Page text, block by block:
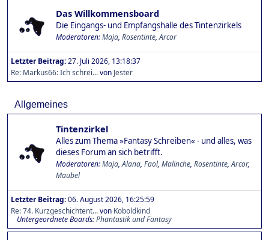
Das Willkommensboard
Die Eingangs- und Empfangshalle des Tintenzirkels
Moderatoren:Maja, Rosentinte,Arcor
Letzter Beitrag:27. Juli 2026, 13:18:37
Re: Markus66: Ich schrei...von Jester
Allgemeines
Tintenzirkel
Alles zum Thema »Fantasy Schreiben« - und alles, was
dieses Forum an sich betrifft.
Moderatoren:Maja,Alana, Faol, Malinche, Rosentinte,Arcor,
Maubel
Letzter Beitrag:06. August 2026, 16:25:59
Re: 74. Kurzgeschichtent...von Koboldkind
Untergeordnete Boards Phantastik und Fantasy